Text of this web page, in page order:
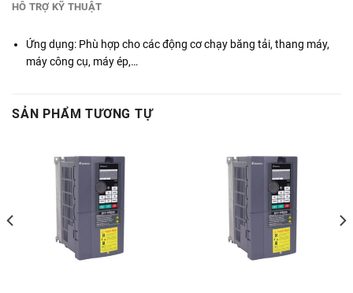
HỖ TRỢ KỸ THUẬT
Ứng dụng: Phù hợp cho các động cơ chạy băng tải, thang máy,
máy công cụ, máy ép,…
SẢN PHẨM TƯƠNG TỰ